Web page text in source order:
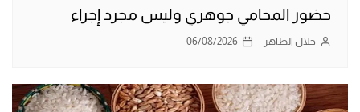
حضور المحامي جوهري وليس مجرد إجراء
جلال الطاهر 06/08/2026